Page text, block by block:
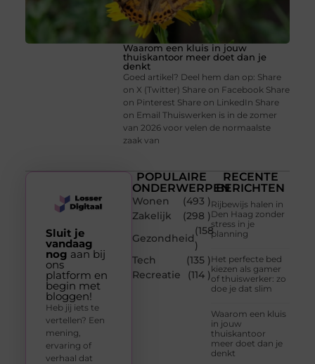
Waarom een kluis in jouw
thuiskantoor meer doet dan je
denkt
Goed artikel? Deel hem dan op: Share
on X (Twitter) Share on Facebook Share
on Pinterest Share on LinkedIn Share
on Email Thuiswerken is in de zomer
van 2026 voor velen de normaalste
zaak van
POPULAIRE
ONDERWERPEN
Wonen
(493 )
Zakelijk
(298 )
Gezondheid
(158
)
Tech
(135 )
Recreatie
(114 )
RECENTE
BERICHTEN
Rijbewijs halen in
Den Haag zonder
stress in je
planning
Het perfecte bed
kiezen als gamer
of thuiswerker: zo
doe je dat slim
Waarom een kluis
in jouw
thuiskantoor
meer doet dan je
denkt
Sluit je
vandaag
nog aan bij
ons
platform en
begin met
bloggen!
Heb jij iets te
vertellen? Een
mening,
ervaring of
verhaal dat